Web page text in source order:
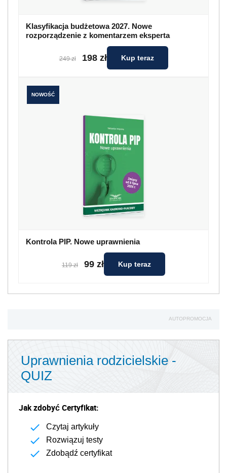
Klasyfikacja budżetowa 2027. Nowe
rozporządzenie z komentarzem eksperta
249 zł 198 zł Kup teraz
NOWOŚĆ
Kontrola PIP. Nowe uprawnienia
119 zł 99 zł Kup teraz
AUTOPROMOCJA
Uprawnienia rodzicielskie -
QUIZ
Jak zdobyć Certyfikat:
Czytaj artykuły
Rozwiązuj testy
Zdobądź certyfikat